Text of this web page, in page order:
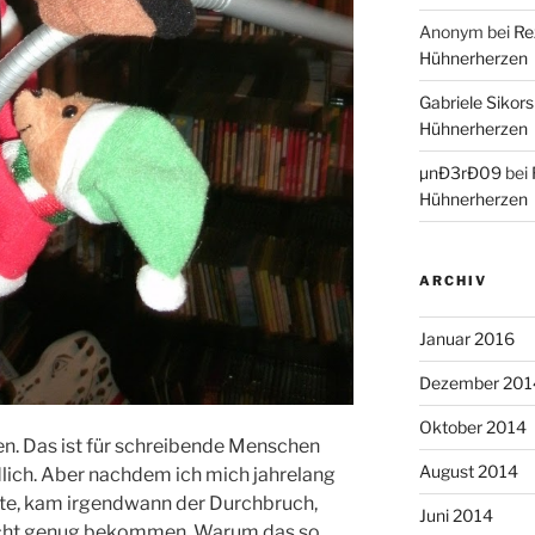
Das ist für schreibende Menschen
Aber nachdem ich mich jahrelang
kam irgendwann der Durchbruch,
Anonym bei
Hühnerherzen
Gabriele
Hühnerherzen
µnÐ3rÐ09bei
Hühnerherzen
ARCHIV
Januar 2016
Dezember
Oktober 2014
August 2014
Juni 2014